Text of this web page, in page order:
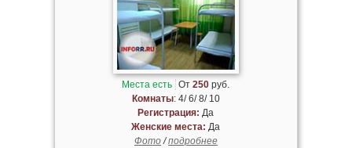
Места есть От250 руб.
Комнаты: 4/ 6/ 8/ 10
Регистрация: Да
Женские места: Да
Фото/подробнее